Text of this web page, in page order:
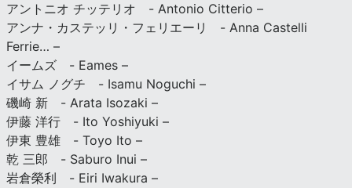
アントニオ チッテリオ - Antonio Citterio –
アンナ・カステッリ・フェリエーリ - Anna Castelli
Ferrie… –
イームズ - Eames –
イサム ノグチ - Isamu Noguchi –
磯崎 新 - Arata Isozaki –
伊藤 洋行 - Ito Yoshiyuki –
伊東 豊雄 - Toyo Ito –
乾 三郎 - Saburo Inui –
岩倉榮利 - Eiri Iwakura –